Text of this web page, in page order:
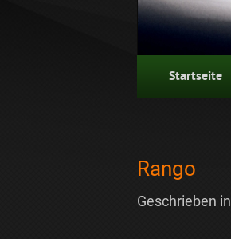
Startseite
Rango
Geschrieben in